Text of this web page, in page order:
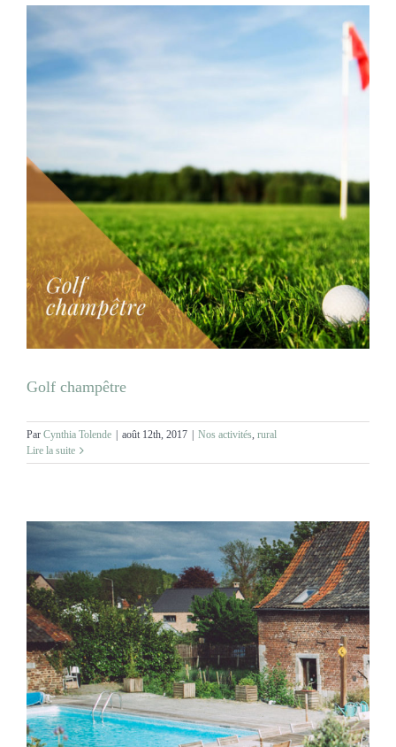
Golf champêtre
Par Cynthia Tolende | août 12th, 2017 | Nos activités rural
Lire la suite